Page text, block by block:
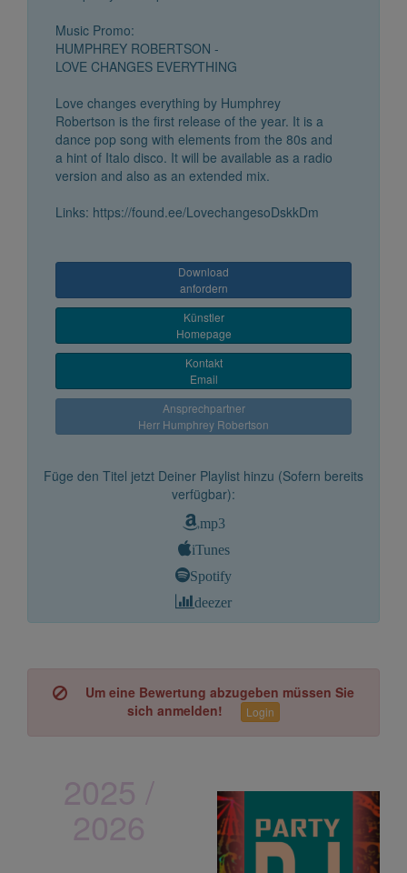
Music Promo:
HUMPHREY ROBERTSON -
LOVE CHANGES EVERYTHING
Love changes everything by Humphrey
Robertson is the first release of the year. It is a
dance pop song with elements from the 80s and
a hint of Italo disco. It will be available as a radio
version and also as an extended mix.
Links: https://found.ee/LovechangesoDskkDm
Download
anfordern
Künstler
Homepage
Kontakt
Email
Ansprechpartner
Herr Humphrey Robertson
Füge den Titel jetzt Deiner Playlist hinzu (Sofern bereits
verfügbar):
mp3
iTunes
Spotify
deezer
Um eine Bewertung abzugeben müssen Sie
sich anmelden!
Login
2025 /
2026